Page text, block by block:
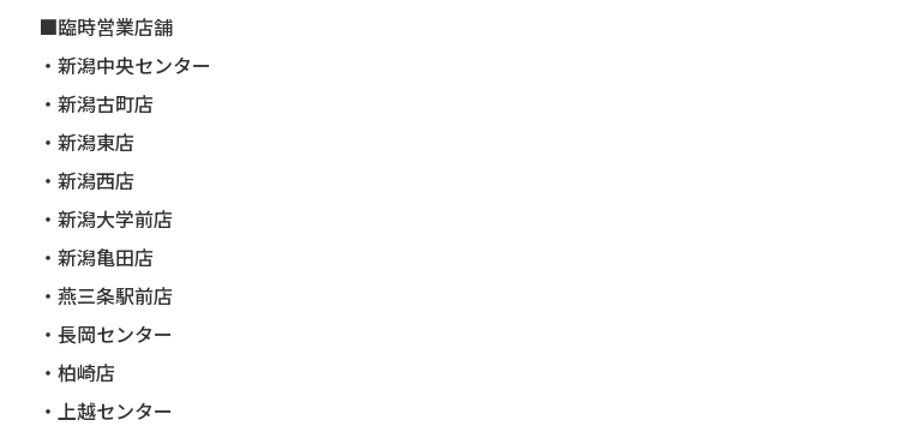
■臨時営業店舗
・新潟中央センター
・新潟古町店
・新潟東店
・新潟西店
・新潟大学前店
・新潟亀田店
・燕三条駅前店
・長岡センター
・柏崎店
・上越センター